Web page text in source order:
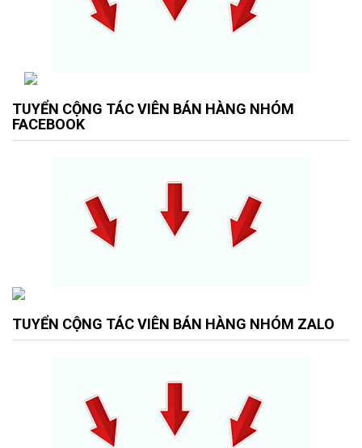
TUYỂN CỘNG TÁC VIÊN BÁN HÀNG NHÓM
FACEBOOK
TUYỂN CỘNG TÁC VIÊN BÁN HÀNG NHÓM ZALO